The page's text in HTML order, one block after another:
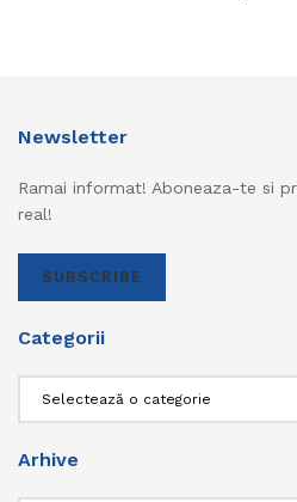
Newsletter
Ramai informat! Aboneaza-te si
real!
SUBSCRIBE
Categorii
Arhive